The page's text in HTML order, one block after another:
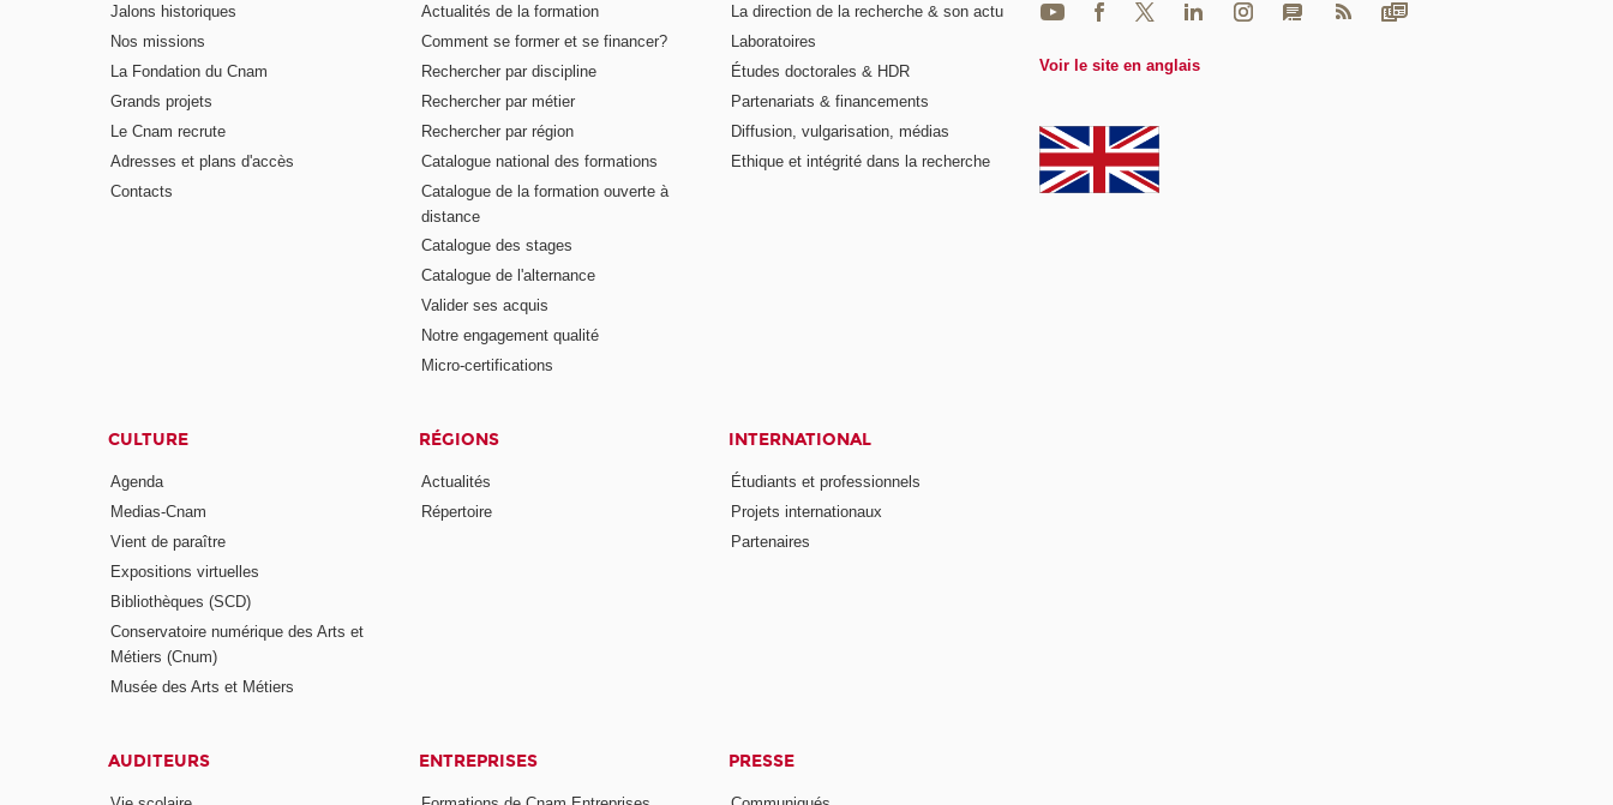
Jalons historiques
Nos missions
La Fondation du Cnam
Grands projets
Le Cnam recrute
Adresses et plans d'accès
Contacts
Actualités de la formation
Comment se former et se financer?
Rechercher par discipline
Rechercher par métier
Rechercher par région
Catalogue national des formations
Catalogue de la formation ouverte à
distance
Catalogue des stages
Catalogue de l'alternance
Valider ses acquis
Notre engagement qualité
Micro-certifications
La direction de la recherche & son actu
Laboratoires
Études doctorales & HDR
Partenariats & financements
Diffusion, vulgarisation, médias
Ethique et intégrité dans la recherche
CULTURE
Agenda
Medias-Cnam
Vient de paraître
Expositions virtuelles
Bibliothèques (SCD)
Conservatoire numérique des Arts et
Métiers (Cnum)
Musée des Arts et Métiers
RÉGIONS
Actualités
Répertoire
INTERNATIONAL
Étudiants et professionnels
Projets internationaux
Partenaires
AUDITEURS ENTREPRISES PRESSE
Voir le site en anglais